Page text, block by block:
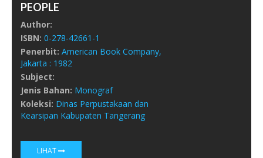
PEOPLE
Author:
ISBN: 0-278-42661-1
Penerbit: American Book Company,
Jakarta : 1982
Subject:
Jenis Bahan: Monograf
Koleksi: Dinas Perpustakaan dan
Kearsipan Kabupaten Tangerang
LIHAT